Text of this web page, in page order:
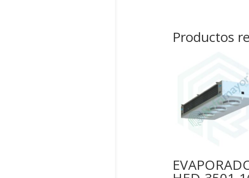
Productos